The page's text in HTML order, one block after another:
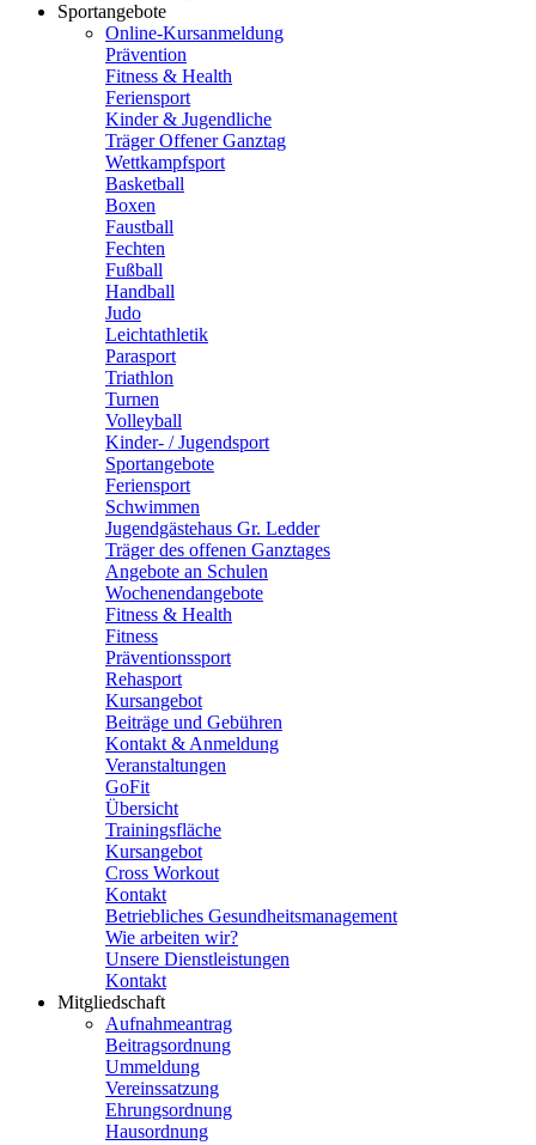
Sportangebote
Online-Kursanmeldung
Prävention
Fitness & Health
Feriensport
Kinder & Jugendliche
Träger Offener Ganztag
Wettkampfsport
Basketball
Boxen
Faustball
Fechten
Fußball
Handball
Judo
Leichtathletik
Parasport
Triathlon
Turnen
Volleyball
Kinder- / Jugendsport
Sportangebote
Feriensport
Schwimmen
Jugendgästehaus Gr. Ledder
Träger des offenen Ganztages
Angebote an Schulen
Wochenendangebote
Fitness & Health
Fitness
Präventionssport
Rehasport
Kursangebot
Beiträge und Gebühren
Kontakt & Anmeldung
Veranstaltungen
GoFit
Übersicht
Trainingsfläche
Kursangebot
Cross Workout
Kontakt
Betriebliches Gesundheitsmanagement
Wie arbeiten wir?
Unsere Dienstleistungen
Kontakt
Mitgliedschaft
Aufnahmeantrag
Beitragsordnung
Ummeldung
Vereinssatzung
Ehrungsordnung
Hausordnung